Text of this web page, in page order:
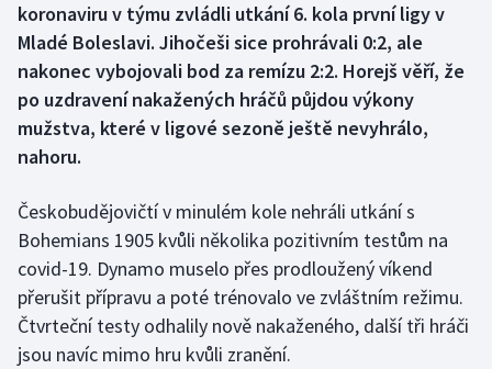
Curling
Dostihy
Florbal
Golf
Gymnastika
Házená
koronaviru v týmu zvládli utkání 6. kola první ligy v
Mladé Boleslavi. Jihočeši sice prohrávali 0:2, ale
nakonec vybojovali bod za remízu 2:2. Horejš věří, že
po uzdravení nakažených hráčů půjdou výkony
mužstva, které v ligové sezoně ještě nevyhrálo,
nahoru.
Českobudějovičtí v minulém kole nehráli utkání s
Bohemians 1905 kvůli několika pozitivním testům na
covid-19. Dynamo muselo přes prodloužený víkend
přerušit přípravu a poté trénovalo ve zvláštním režimu.
Čtvrteční testy odhalily nově nakaženého, další tři hráči
jsou navíc mimo hru kvůli zranění.